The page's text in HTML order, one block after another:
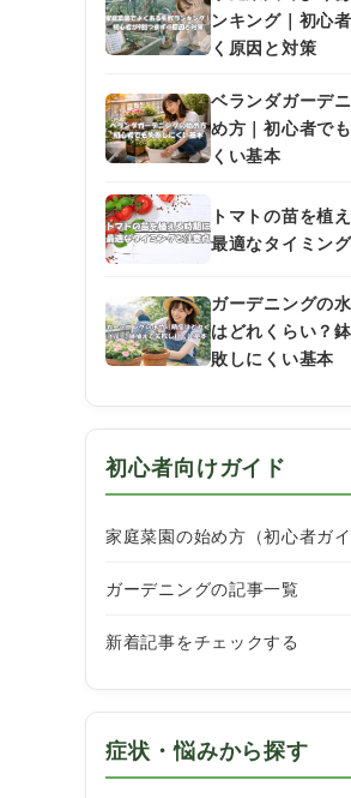
ンキング｜初心
く原因と対策
ベランダガーデ
め方｜初心者で
くい基本
トマトの苗を植
最適なタイミン
ガーデニングの
はどれくらい？
敗しにくい基本
初心者向けガイド
家庭菜園の始め方（初心者ガ
ガーデニングの記事一覧
新着記事をチェックする
症状・悩みから探す